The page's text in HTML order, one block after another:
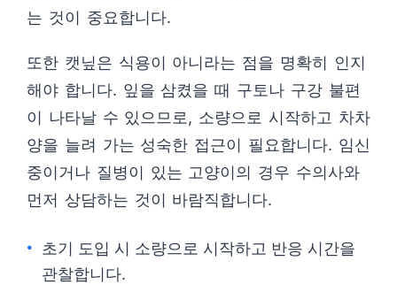
는 것이 중요합니다.
또한 캣닢은 식용이 아니라는 점을 명확히 인지
해야 합니다. 잎을 삼켰을 때 구토나 구강 불편
이 나타날 수 있으므로, 소량으로 시작하고 차차
양을 늘려 가는 성숙한 접근이 필요합니다. 임신
중이거나 질병이 있는 고양이의 경우 수의사와
먼저 상담하는 것이 바람직합니다.
초기 도입 시 소량으로 시작하고 반응 시간을
관찰합니다.